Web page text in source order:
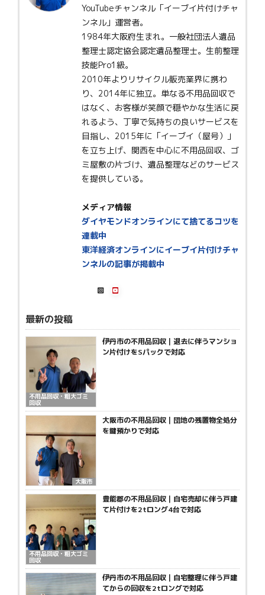
YouTubeチャンネル「イーブイ片付けチャ
ンネル」運営者。
1984年大阪府生まれ。一般社団法人遺品
整理士認定協会認定遺品整理士。生前整理
技能Pro1級。
2010年よりリサイクル販売業界に携わ
り、2014年に独立。単なる不用品回収で
はなく、お客様が笑顔で穏やかな生活に戻
れるよう、丁寧で気持ちの良いサービスを
目指し、2015年に「イーブイ（屋号）」
を立ち上げ、関西を中心に不用品回収、ゴ
ミ屋敷の片づけ、遺品整理などのサービス
を提供している。
メディア情報
ダイヤモンドオンラインにて捨てるコツを
連載中
東洋経済オンラインにイーブイ片付けチャ
ンネルの記事が掲載中
最新の投稿
不用品回収・粗大ゴミ
回収
伊丹市の不用品回収｜退去に伴うマンショ
ン片付けをSパックで対応
大阪市
大阪市の不用品回収｜団地の残置物全処分
を鍵預かりで対応
不用品回収・粗大ゴミ
回収
豊能郡の不用品回収｜自宅売却に伴う戸建
て片付けを2tロング4台で対応
伊丹市の不用品回収｜自宅整理に伴う戸建
てからの回収を2tロングで対応